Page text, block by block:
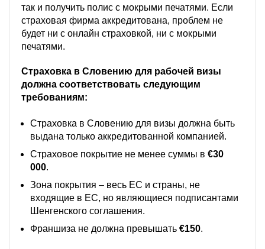
так и получить полис с мокрыми печатями. Если
страховая фирма аккредитована, проблем не
будет ни с онлайн страховкой, ни с мокрыми
печатями.
Страховка в Словению для рабочей визы
должна соответствовать следующим
требованиям:
Страховка в Словению для визы должна быть
выдана только аккредитованной компанией.
Страховое покрытие не менее суммы в €30
000.
Зона покрытия – весь ЕС и страны, не
входящие в ЕС, но являющиеся подписантами
Шенгенского соглашения.
Франшиза не должна превышать €150.